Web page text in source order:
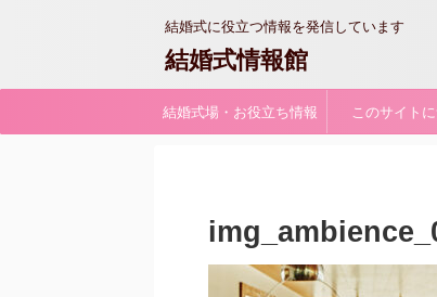
結婚式に役立つ情報を発信しています
結婚式情報館
結婚式場・お役立ち情報 このサイト